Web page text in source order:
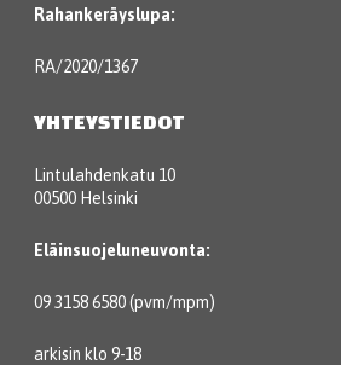
Rahankeräyslupa:
RA/2020/1367
YHTEYSTIEDOT
Lintulahdenkatu 10
00500 Helsinki
Eläinsuojeluneuvonta:
09 3158 6580 (pvm/mpm)
arkisin klo 9-18